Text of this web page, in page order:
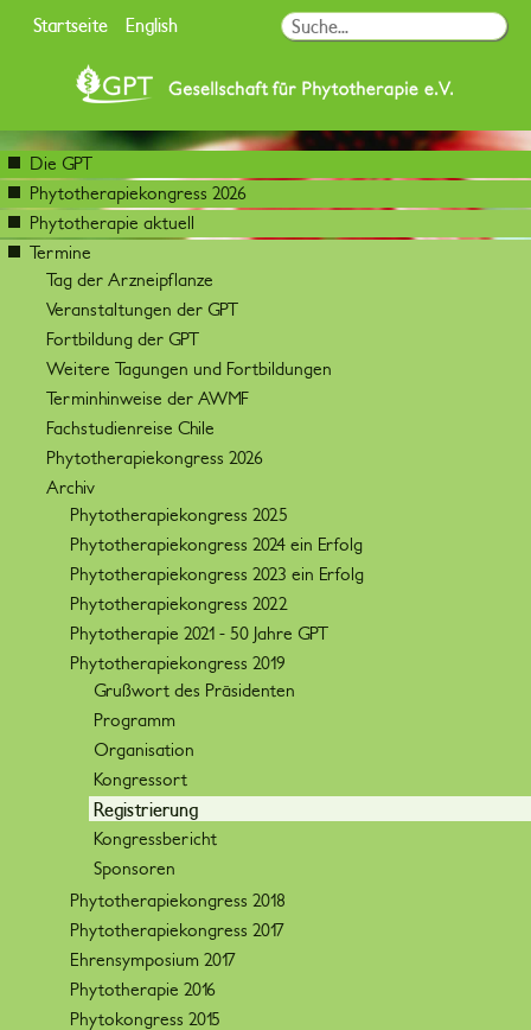
Startseite English
Die GPT
Phytotherapiekongress 2026
Phytotherapie aktuell
Termine
Tag der Arzneipflanze
Veranstaltungen der GPT
Fortbildung der GPT
Weitere Tagungen und Fortbildungen
Terminhinweise der AWMF
Fachstudienreise Chile
Phytotherapiekongress 2026
Archiv
Phytotherapiekongress 2025
Phytotherapiekongress 2024 ein Erfolg
Phytotherapiekongress 2023 ein Erfolg
Phytotherapiekongress 2022
Phytotherapie 2021 - 50 Jahre GPT
Phytotherapiekongress 2019
Grußwort des Präsidenten
Programm
Organisation
Kongressort
Registrierung
Kongressbericht
Sponsoren
Phytotherapiekongress 2018
Phytotherapiekongress 2017
Ehrensymposium 2017
Phytotherapie 2016
Phytokongress 2015